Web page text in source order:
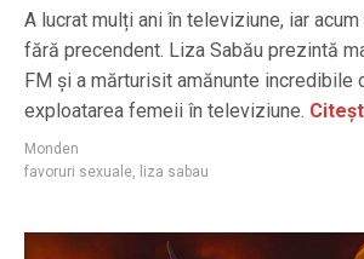
A lucrat mulți ani în televiziune, iar
fără precendent. Liza Sabău prezintă
FM și a mărturisit amănunte incredibile
exploatarea femeii în televiziune.
Monden
favoruri sexuale, liza sabau